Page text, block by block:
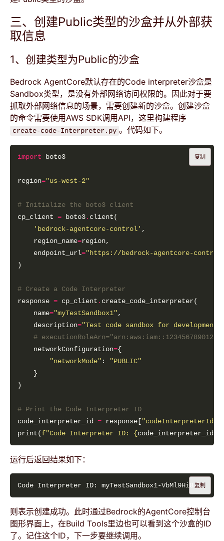
三、创建Public类型的沙盒并从外部获
取信息
1、创建类型为Public的沙盒
Bedrock AgentCore默认存在的Code interpreter沙盒是
Sandbox类型，是没有外部网络访问权限的。因此对于要
抓取外部网络信息的场景，需要创建新的沙盒。创建沙盒
的命令需要使用AWS SDK调用API，这里构建程序
create-code-Interpreter.py 。代码如下。
import
region="us-west-2"
# Initialize the boto3 client
cp_client = boto3.
'bedrock-agentcore-control'
    region_name
=
    endpoint_url
="https://bedrock-agentcore-
# Create a Code Interpreter
response = cp_client .
    name
="myTestSandbox1"
    description
="Test code sandbox for development"
#
    networkConfiguration
=
"networkMode" :
"PUBLIC"
# Print the Code Interpreter ID
code_interpreter_id = response["codeInterpreterId"
print(f"Code Interpreter ID: {code_interpreter_id
复制
运行后返回结果如下：
复制
则表示创建成功。此时通过Bedrock的AgentCore控制台
图形界面上，在Build Tools里边也可以看到这个沙盒的ID
了。记住这个ID，下一步要继续调用。